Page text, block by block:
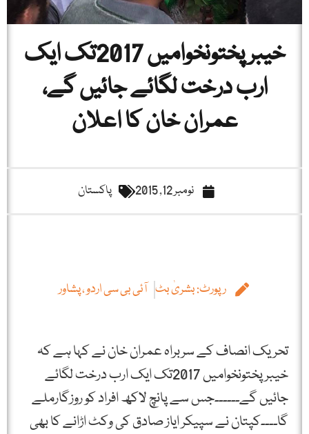
خیبرپختونخوامیں 2017تک ایک
ارب درخت لگائے جائیں گے،
عمران خان کا اعلان
نومبر 12, 2015 پاکستان
رپورٹ: بشریٰ بٹ آئی بی سی اردو ، پشاور
تحریک انصاف کے سربراہ عمران خان نے کہا ہے کہ
خیبرپختونخوامیں 2017تک ایک ارب درخت لگائے
جائیں گے۔۔۔۔۔۔جس سے پانچ لاکھ افراد کو روزگارملے
گا۔۔۔۔کپتان نے سپیکر ایاز صادق کی وکٹ اڑانے کا بھی